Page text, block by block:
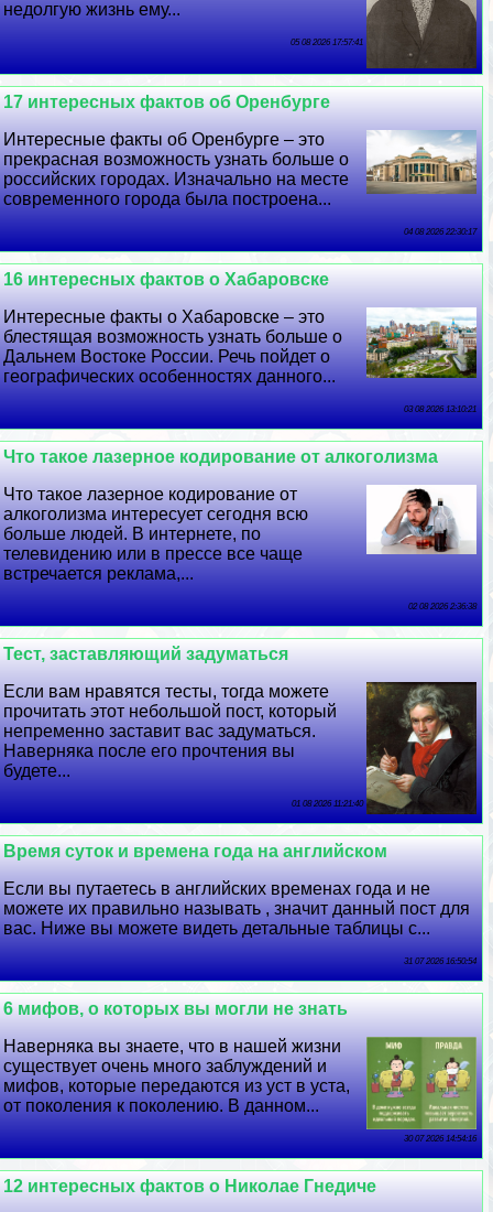
недолгую жизнь ему...
05 08 2026 17:57:41
17 интересных фактов об Оренбурге
Интересные факты об Оренбурге – это
прекрасная возможность узнать больше о
российских городах. Изначально на месте
современного города была построена...
04 08 2026 22:30:17
16 интересных фактов о Хабаровске
Интересные факты о Хабаровске – это
блестящая возможность узнать больше о
Дальнем Востоке России. Речь пойдет о
географических особенностях данного...
03 08 2026 13:10:21
Что такое лазерное кодирование от алкоголизма
Что такое лазерное кодирование от
алкоголизма интересует сегодня всю
больше людей. В интернете, по
телевидению или в прессе все чаще
встречается реклама,...
02 08 2026 2:36:38
Тест, заставляющий задуматься
Если вам нравятся тесты, тогда можете
прочитать этот небольшой пост, который
непременно заставит вас задуматься.
Наверняка после его прочтения вы
будете...
01 08 2026 11:21:40
Время суток и времена года на английском
Если вы путаетесь в английских временах года и не
можете их правильно называть , значит данный пост для
вас. Ниже вы можете видеть детальные таблицы с...
31 07 2026 16:50:54
6 мифов, о которых вы могли не знать
Наверняка вы знаете, что в нашей жизни
существует очень много заблуждений и
мифов, которые передаются из уст в уста,
от поколения к поколению. В данном...
30 07 2026 14:54:16
12 интересных фактов о Николае Гнедиче